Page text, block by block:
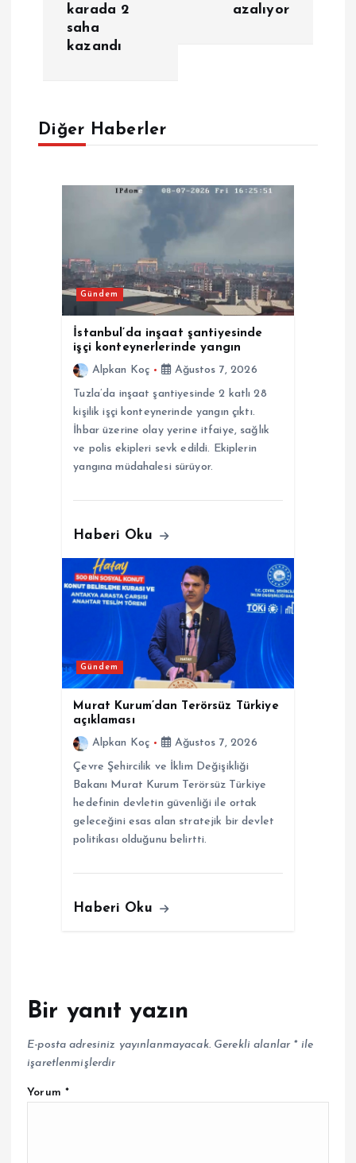
z
karada 2
saha
kazandı
azalıyor
Diğer Haberler
Gündem
İstanbul’da inşaat şantiyesinde
işçi konteynerlerinde yangın
Alpkan Koç
Ağustos 7, 2026
Tuzla’da inşaat şantiyesinde 2 katlı 28
kişilik işçi konteynerinde yangın çıktı.
İhbar üzerine olay yerine itfaiye, sağlık
ve polis ekipleri sevk edildi. Ekiplerin
yangına müdahalesi sürüyor.
Haberi Oku
Gündem
Murat Kurum’dan Terörsüz Türkiye
açıklaması
Alpkan Koç
Ağustos 7, 2026
Çevre Şehircilik ve İklim Değişikliği
Bakanı Murat Kurum Terörsüz Türkiye
hedefinin devletin güvenliği ile ortak
geleceğini esas alan stratejik bir devlet
politikası olduğunu belirtti.
Haberi Oku
Bir yanıt yazın
E-posta adresiniz yayınlanmayacak. Gerekli alanlar *ile
işaretlenmişlerdir
Yorum *